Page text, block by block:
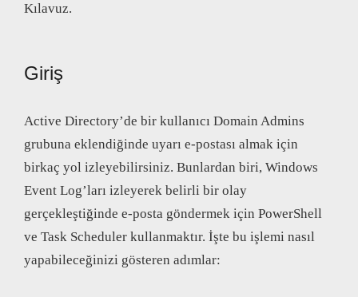
Kılavuz.
Giriş
Active Directory’de bir kullanıcı Domain Admins
grubuna eklendiğinde uyarı e-postası almak için
birkaç yol izleyebilirsiniz. Bunlardan biri, Windows
Event Log’ları izleyerek belirli bir olay
gerçekleştiğinde e-posta göndermek için PowerShell
ve Task Scheduler kullanmaktır. İşte bu işlemi nasıl
yapabileceğinizi gösteren adımlar: